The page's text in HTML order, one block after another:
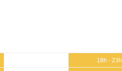
18h - 23h